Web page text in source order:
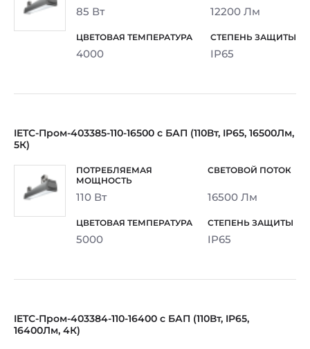
85 Вт 12200 Лм
4000 IP65
IETC-Пром-403385-110-16500 с БАП (110Вт, IP65, 16500Лм,
5К)
110 Вт 16500 Лм
5000 IP65
IETC-Пром-403384-110-16400 с БАП (110Вт, IP65,
16400Лм, 4К)